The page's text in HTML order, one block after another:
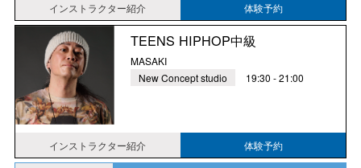
インストラクター紹介 体験予約
TEENS HIPHOP中級
MASAKI
New Concept studio
19:30 - 21:00
インストラクター紹介 体験予約